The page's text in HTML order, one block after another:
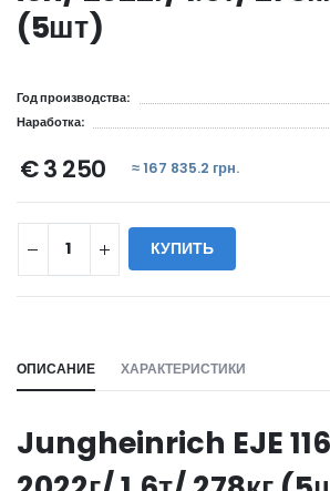
(5шт)
Год производства:
Наработка:
€ 3 250 ≈ 167 835.2 грн.
КУПИТЬ
ОПИСАНИЕ ХАРАКТЕРИСТИКИ
Jungheinrich EJE